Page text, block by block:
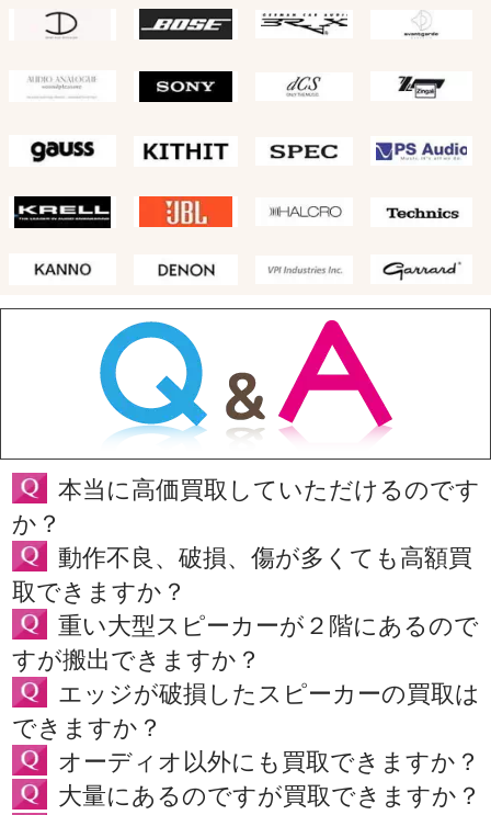
本当に高価買取していただけるのです
か？
動作不良、破損、傷が多くても高額買
取できますか？
重い大型スピーカーが２階にあるので
すが搬出できますか？
エッジが破損したスピーカーの買取は
できますか？
オーディオ以外にも買取できますか？
大量にあるのですが買取できますか？